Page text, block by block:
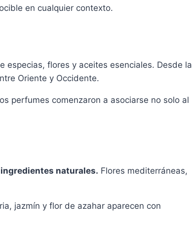
en cualquier contexto.
especias, flores y aceites esenciales. Desde la
Oriente y Occidente.
perfumes comenzaron a asociarse no solo al
naturales. Flores mediterráneas,
jazmín y flor de azahar aparecen con